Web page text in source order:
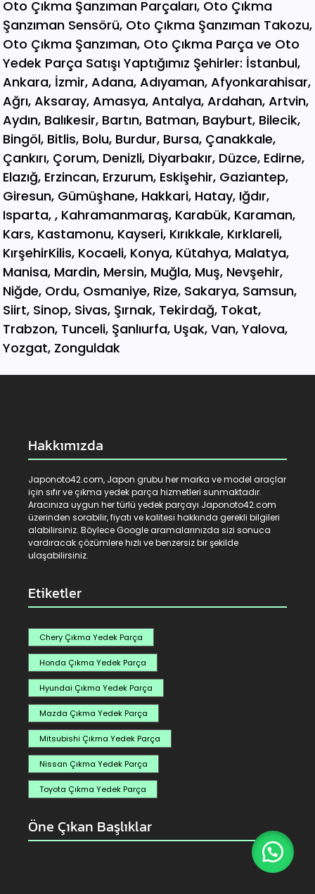
Hakkımızda
Japonoto42.com, Japon grubu her marka ve model araçlar
için sıfır ve çıkma yedek parça hizmetleri sunmaktadır.
Aracınıza uygun her türlü yedek parçayı Japonoto42.com
üzerinden sorabilir, fiyatı ve kalitesi hakkında gerekli bilgileri
alabilirsiniz. Böylece Google aramalarınızda sizi sonuca
vardıracak çözümlere hızlı ve benzersiz bir şekilde
ulaşabilirsiniz.
Etiketler
Chery Çıkma Yedek Parça
Honda Çıkma Yedek Parça
Hyundai Çıkma Yedek Parça
Mazda Çıkma Yedek Parça
Mitsubishi Çıkma Yedek Parça
Nissan Çıkma Yedek Parça
Toyota Çıkma Yedek Parça
Öne Çıkan Başlıklar